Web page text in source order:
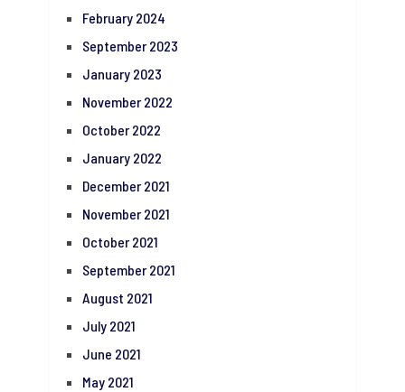
February 2024
September 2023
January 2023
November 2022
October 2022
January 2022
December 2021
November 2021
October 2021
September 2021
August 2021
July 2021
June 2021
May 2021